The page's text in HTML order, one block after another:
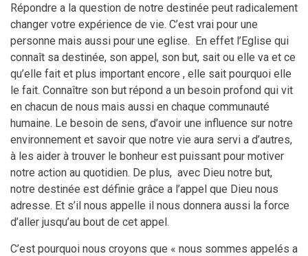
Répondre a la question de notre destinée peut radicalement
changer votre expérience de vie. C’est vrai pour une
personne mais aussi pour une eglise. En effet l’Eglise qui
connaît sa destinée, son appel, son but, sait ou elle va et ce
qu’elle fait et plus important encore , elle sait pourquoi elle
le fait. Connaître son but répond a un besoin profond qui vit
en chacun de nous mais aussi en chaque communauté
humaine. Le besoin de sens, d’avoir une influence sur notre
environnement et savoir que notre vie aura servi a d’autres,
à les aider à trouver le bonheur est puissant pour motiver
notre action au quotidien. De plus, avec Dieu notre but,
notre destinée est définie grâce a l’appel que Dieu nous
adresse. Et s’il nous appelle il nous donnera aussi la force
d’aller jusqu’au bout de cet appel.
C’est pourquoi nous croyons que « nous sommes appelés a